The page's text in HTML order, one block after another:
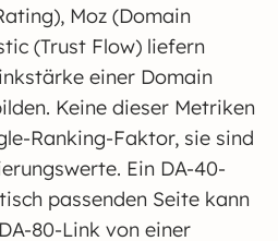
Moz (Domain
(Trust Flow) liefern
einer Domain
Keine dieser Metriken
Ranking-Faktor, sie sind
Ein DA-40-
passenden Seite kann
80-Link von einer